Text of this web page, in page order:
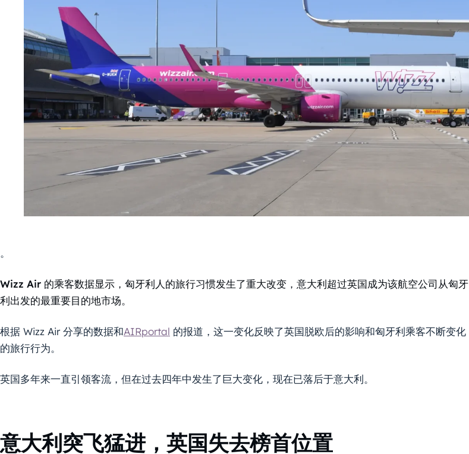
。
Wizz Air 的乘客数据显示，匈牙利人的旅行习惯发生了重大改变，意大利超过英国成为该航空公司从匈牙
利出发的最重要目的地市场。
根据 Wizz Air 分享的数据和AIRportal 的报道，这一变化反映了英国脱欧后的影响和匈牙利乘客不断变化
的旅行行为。
英国多年来一直引领客流，但在过去四年中发生了巨大变化，现在已落后于意大利。
意大利突飞猛进，英国失去榜首位置